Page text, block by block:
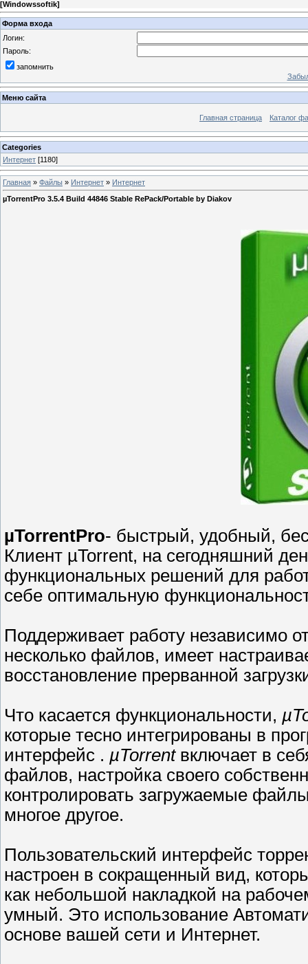
[Windowssoftik]
Форма входа
Логин:
Пароль:
запомнить
Меню сайта
Главная страница Каталог
Categories
Интернет [1180]
Главная » Файлы » Интернет » Интернет
µTorrentPro 3.5.4 Build 44846 Stable RePack/Portable by Diakov
µTorrentPro- быстрый, удобный,
Клиент µTorrent, на сегодняшний
функциональных решений для
себе оптимальную
Поддерживает работу независимо
несколько файлов, имеет
восстановление прерванной
Что касается функциональности,
которые тесно интегрированы в
интерфейс . µTorrentвключает в
файлов, настройка своего
контролировать загружаемые
многое другое.
Пользовательский интерфейс
настроен в сокращенный вид,
как небольшой накладкой на
умный. Это использование
основе вашей сети и Интернет.